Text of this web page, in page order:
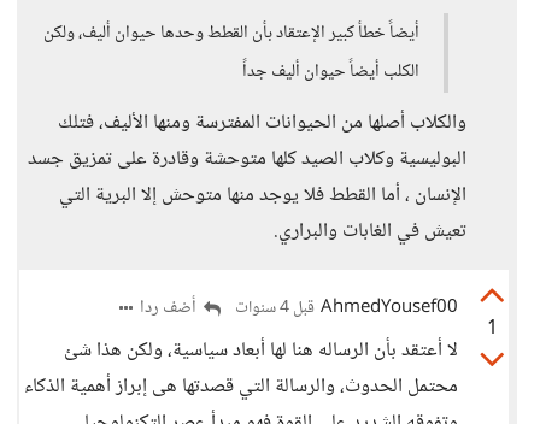
أيضاً خطأ كبير الإعتقاد بأن القطط وحدها حيوان أليف، ولكن
الكلب أيضاً حيوان أليف جداً
والكلاب أصلها من الحيوانات المفترسة ومنها الأليف، فتلك
البوليسية وكلاب الصيد كلها متوحشة وقادرة على تمزيق جسد
الإنسان ، أما القطط فلا يوجد منها متوحش إلا البرية التي
تعيش في الغابات والبراري.
1
AhmedYousef00 قبل 4 سنوات أضف ردا
لا أعتقد بأن الرساله هنا لها أبعاد سياسية، ولكن هذا شئ
محتمل الحدوث، والرسالة التي قصدتها هى إبراز أهمية الذكاء